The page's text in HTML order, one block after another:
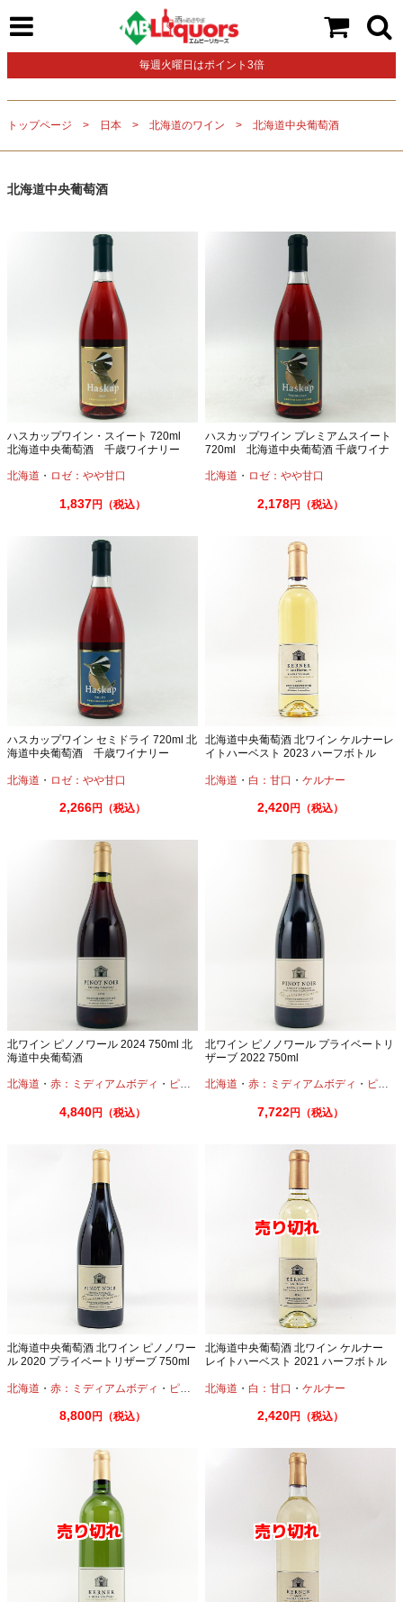
毎週火曜日はポイント3倍
トップページ 日本 北海道のワイン 北海道中央葡萄酒
北海道中央葡萄酒
ハスカップワイン・スイート 720ml
北海道中央葡萄酒 千歳ワイナリー
北海道 ・ ロゼ：やや甘口
1,837円（税込）
ハスカップワイン プレミアムスイート
720ml 北海道中央葡萄酒 千歳ワイナ
北海道 ・ ロゼ：やや甘口
2,178円（税込）
ハスカップワイン セミドライ 720ml 北
海道中央葡萄酒 千歳ワイナリー
北海道 ・ ロゼ：やや甘口
2,266円（税込）
北海道中央葡萄酒 北ワイン ケルナーレ
イトハーベスト 2023 ハーフボトル
北海道 ・ 白：甘口 ・ケルナー
2,420円（税込）
北ワイン ピノノワール 2024 750ml 北
海道中央葡萄酒
北海道 ・ 赤：ミディアムボディ ・ ピノノワール
4,840円（税込）
北ワイン ピノノワール プライベートリ
ザーブ 2022 750ml
北海道 ・赤：ミディアムボディ ・ ピノノワール
7,722円（税込）
北海道中央葡萄酒 北ワイン ピノノワー
ル 2020 プライベートリザーブ 750ml
北海道 ・ 赤：ミディアムボディ ・ ピノノワール
8,800円（税込）
北海道中央葡萄酒 北ワイン ケルナー
レイトハーベスト 2021 ハーフボトル
北海道 ・ 白：甘口 ・ケルナー
2,420円（税込）